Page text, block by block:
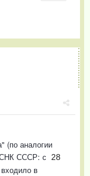
(по аналогии
СНК СССР: с
28
входило в